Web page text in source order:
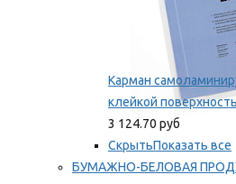
Карман
клейкой
3 124.70 руб
СкрытьПоказать все
БУМАЖНО-БЕЛОВАЯ